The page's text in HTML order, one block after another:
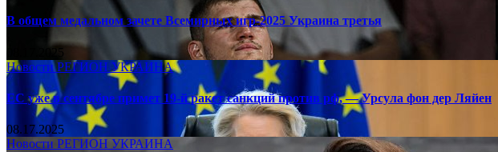
В общем медальном зачете Всемирных игр-2025 Украина третья
08.17.2025
НовостиРЕГИОНУКРАИНА
ЕС уже в сентябре примет 19-й ракет санкций против рф, — Урсула фон дер Ляйен
08.17.2025
Новости РЕГИОН УКРАИНА